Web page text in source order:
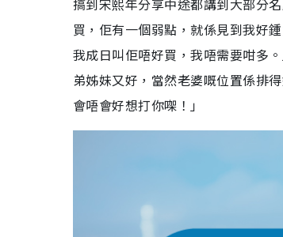
搞到宋熙年分享中途都講到大部分
買，佢有一個弱點，就係見到我好
我成日叫佢唔好買，我唔需要咁多
弟姊妹又好，當然老婆嘅位置係排
會唔會好想打你㗎！」